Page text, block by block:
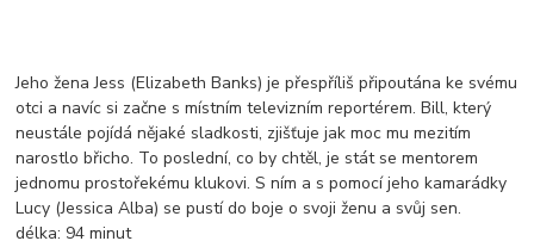
Jeho žena Jess (Elizabeth Banks) je přespříliš připoutána ke svému
otci a navíc si začne s místním televizním reportérem. Bill, který
neustále pojídá nějaké sladkosti, zjišťuje jak moc mu mezitím
narostlo břicho. To poslední, co by chtěl, je stát se mentorem
jednomu prostořekému klukovi. S ním a s pomocí jeho kamarádky
Lucy (Jessica Alba) se pustí do boje o svoji ženu a svůj sen.
délka: 94 minut